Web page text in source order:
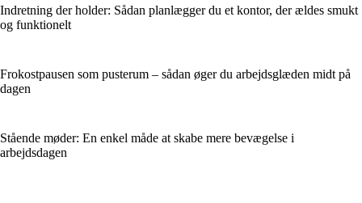
Indretning der holder: Sådan planlægger du et kontor, der ældes smukt
og funktionelt
Frokostpausen som pusterum – sådan øger du arbejdsglæden midt på
dagen
Stående møder: En enkel måde at skabe mere bevægelse i
arbejdsdagen